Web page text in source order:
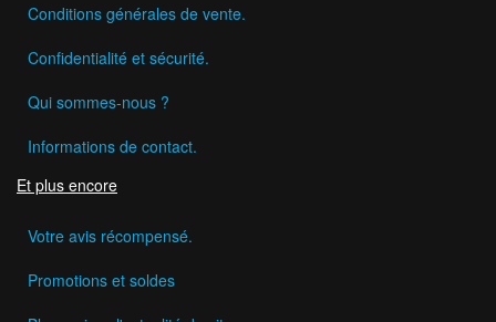
Conditions générales de vente.
Confidentialité et sécurité.
Qui sommes-nous ?
Informations de contact.
Et plus encore
Votre avis récompensé.
Promotions et soldes